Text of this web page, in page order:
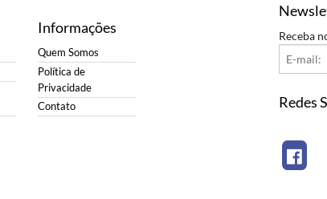
Informações
Quem Somos
Política de
Privacidade
Contato
Receba
Redes